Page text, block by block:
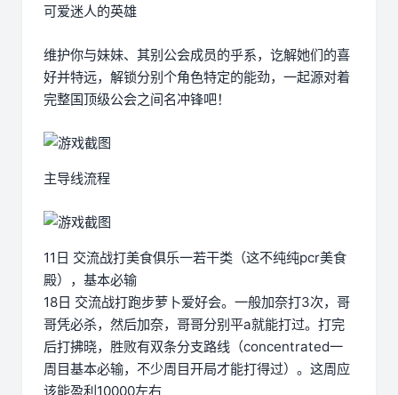
可爱迷人的英雄
维护你与妹妹、其别公会成员的乎系，讫解她们的喜
好并特远，解锁分别个角色特定的能劲，一起源对着
完整国顶级公会之间名冲锋吧！
主导线流程
11日 交流战打美食俱乐一若干类（这不纯纯pcr美食
殿），基本必输
18日 交流战打跑步萝卜爱好会。一般加奈打3次，哥
哥凭必杀，然后加奈，哥哥分别平a就能打过。打完
后打拂晓，胜败有双条分支路线（concentrated一
周目基本必输，不少周目开局才能打得过）。这周应
该能盈利10000左右